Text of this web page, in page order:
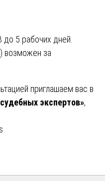
5 рабочих дней.
возможен за
приглашаем вас в
экспертов»,